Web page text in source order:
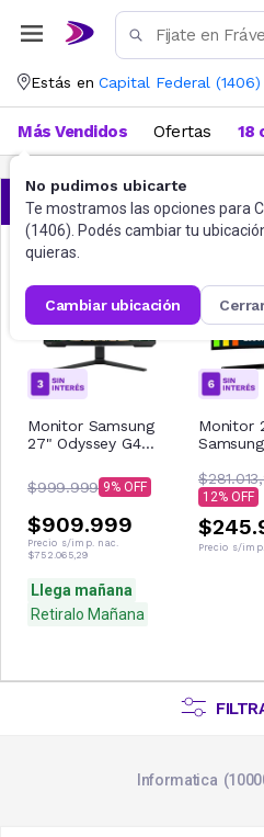
Estás en Capital Federal (1406)
No pudimos ubicarte
Te mostramos las opciones para
(1406). Podés cambiar tu
quieras.
cambiar ubicación
Más Vendidos Ofertas 18
¡Aprovechá las
Monitor Samsung
27" Odyssey G4
LS27BG400ELXZB
$999.999 9
$909.999
Precio s/imp. nac.
$752.065,29
Llega mañana
Retiralo Mañana
Monitor
12
Precio s/
Informatica